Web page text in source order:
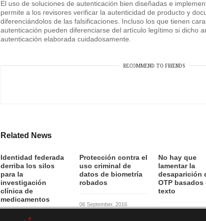
El uso de soluciones de autenticación bien diseñadas e
permite a los revisores verificar la autenticidad de producto y
diferenciándolos de las falsificaciones. Incluso los que tienen
autenticación pueden diferenciarse del artículo legítimo si dicho
autenticación elaborada cuidadosamente.
RECOMMEND TO FRIENDS
Related News
Identidad federada
derriba los silos
para la
investigación
clínica de
medicamentos
Protección contra el
uso criminal de
datos de biometría
robados
06 September, 2016
No hay que
lamentar la
desaparición
OTP basados
texto